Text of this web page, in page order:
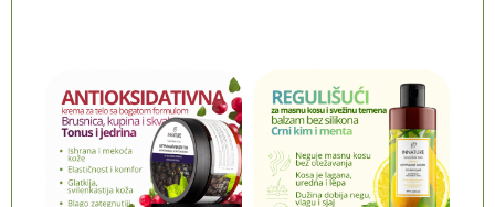
NOVO NOVO